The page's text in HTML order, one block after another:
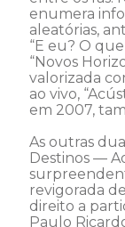
enumera
aleatórias,
“E eu? O
“Novos
valorizada
ao vivo,
em 2007,
As outras
Destinos —
revigorada
direito a
Paulo